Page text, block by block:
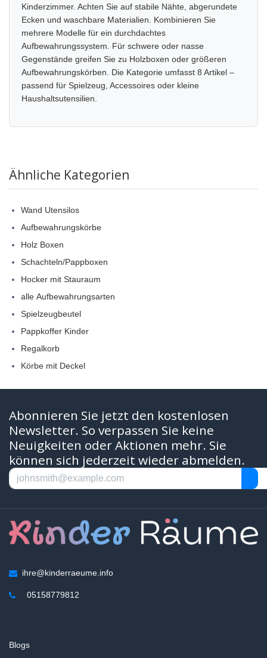
Kinderzimmer. Achten Sie auf stabile Nähte, abgerundete
Ecken und waschbare Materialien. Kombinieren Sie
mehrere Modelle für ein durchdachtes
Aufbewahrungssystem. Für schwere oder nasse
Gegenstände greifen Sie zu Holzboxen oder größeren
Aufbewahrungskörben. Die Kategorie umfasst 8 Artikel –
passend für Spielzeug, Accessoires oder kleine
Haushaltsutensilien.
Ähnliche Kategorien
Wand Utensilos
Aufbewahrungskörbe
Holz Boxen
Schachteln/Pappboxen
Hocker mit Stauraum
alle Aufbewahrungsarten
Spielzeugbeutel
Pappkoffer Kinder
Regalkorb
Körbe mit Deckel
Abonnieren Sie jetzt den kostenlosen
Newsletter. So verpassen Sie keine
Neuigkeiten oder Aktionen mehr. Sie
können sich jederzeit wieder abmelden.
ihre@kinderraeume.info
05158779812
Blogs